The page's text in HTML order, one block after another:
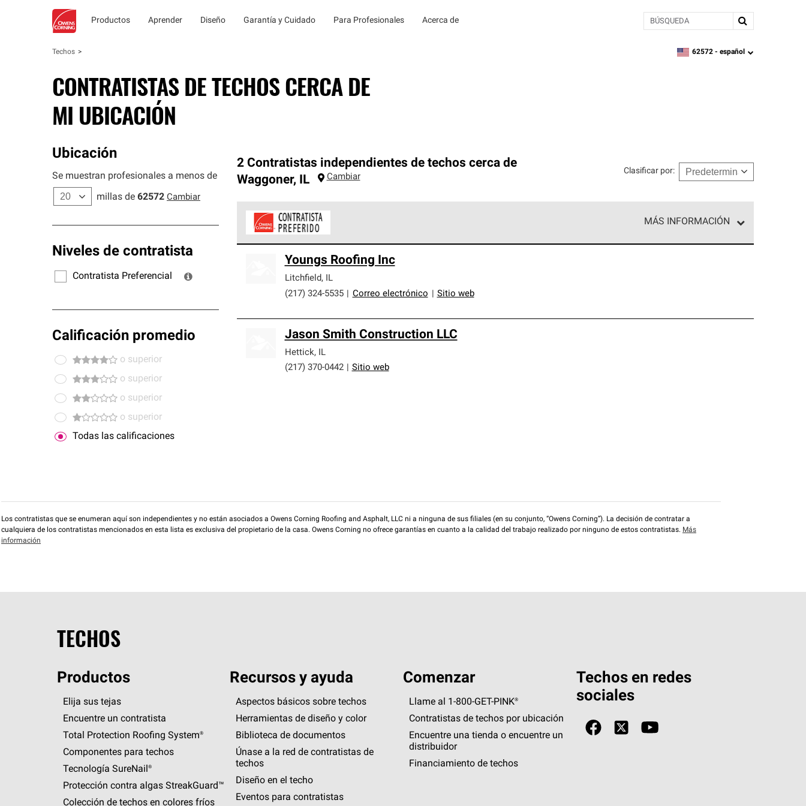
Productos Aprender Diseño Garantía y Cuidado Para Profesionales Acerca de BÚSQUEDA
Techos zipcode, language
62572 - español
CONTRATISTAS DE TECHOS CERCA DE
MI UBICACIÓN
Ubicación
Se muestran profesionales a menos de
millas de 62572 Cambiar
Niveles de contratista
Contratista Preferencial
Calificación promedio
o superior
o superior
o superior
o superior
Todas las calificaciones
2 Contratistas independientes de techos cerca de
Waggoner, IL Cambiar
Clasificar por:
MÁS INFORMACIÓN
cumplen con altos estándares y requisitos estrictos de profesionalismo y confiabilidad.
Youngs Roofing Inc
Litchfield ,
IL
(217) 324-5535
Correo electrónico Sitio web
Jason Smith Construction LLC
Hettick,
IL
(217) 370-0442
Sitio web
Los contratistas que se enumeran aquí son independientes y no están asociados a Owens Corning Roofing and Asphalt, LLC ni a ninguna de sus filiales (en su conjunto, “Owens Corning”). La decisión de contratar a
cualquiera de los contratistas mencionados en esta lista es exclusiva del propietario de la casa. Owens Corning no ofrece garantías en cuanto a la calidad del trabajo realizado por ninguno de estos contratistas. Más
información
TECHOS
Productos
Elija sus tejas
Encuentre un contratista
Total Protection Roofing System®
Componentes para techos
Tecnología SureNail®
Protección contra algas StreakGuard™
Colección de techos en colores fríos
Recursos y ayuda
Aspectos básicos sobre techos
Herramientas de diseño y color
Biblioteca de documentos
Únase a la red de contratistas de
techos
Diseño en el techo
Eventos para contratistas
Comenzar
Llame al 1-800-GET -PINK®
Contratistas de techos por ubicación
Encuentre una tienda o encuentre un
distribuidor
Financiamiento de techos
Techos en redes
sociales